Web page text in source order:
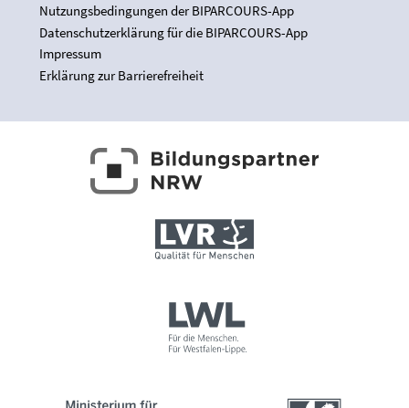
Nutzungsbedingungen der BIPARCOURS-App
Datenschutzerklärung für die BIPARCOURS-App
Impressum
Erklärung zur Barrierefreiheit